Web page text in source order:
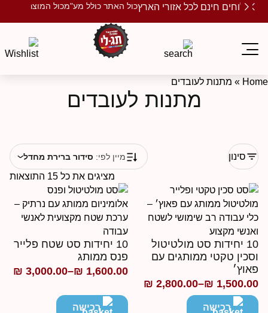
חינם לכל אזורי הארץכול האתר כולל מע"מכול המוצרים
»מתנות לעובדים
מתנות לעובדים
מציגים את כל ⁦15⁩ התוצאות
סינון מיין לפי:סידור ברירת מחדל
10 יחידות סט מולטיטול
טקטי ממותגים עם
₪
–
₪2,800.00
רכישה
10 יחידות סט שטח פלייר
פנס ממותג
₪1,600.00
–
₪3,000.00
טווח
מחירים:
רכישה